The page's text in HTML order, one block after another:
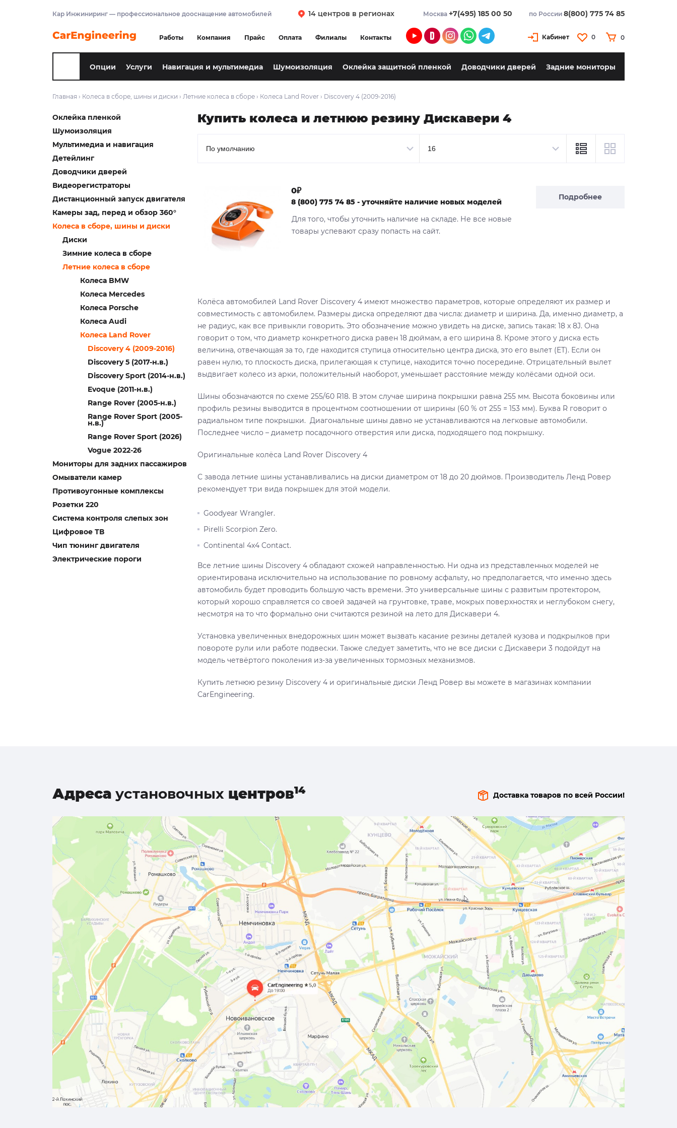
Кар Инжиниринг — профессиональное дооснащение автомобилей 14 центров в регионах Москва +7(495) 185 00 50 по России 8(800) 775 74 85
Работы Компания Прайс Оплата Филиалы Контакты Кабинет 0 0
Опции Услуги Навигация и мультимедиа Шумоизоляция Оклейка защитной пленкой Доводчики дверей Задние мониторы
Главная › Колеса в сборе, шины и диски › Летние колеса в сборе › Колеса Land Rover › Discovery 4 (2009-2016)
Оклейка пленкой
Шумоизоляция
Мультимедиа и навигация
Детейлинг
Доводчики дверей
Видеорегистраторы
Дистанционный запуск двигателя
Камеры зад, перед и обзор 360°
Колеса в сборе, шины и диски
Диски
Зимние колеса в сборе
Летние колеса в сборе
Колеса BMW
Колеса Mercedes
Колеса Porsche
Колеса Audi
Колеса Land Rover
Discovery 4 (2009-2016)
Discovery 5 (2017-н.в.)
Discovery Sport (2014-н.в.)
Evoque (2011-н.в.)
Range Rover (2005-н.в.)
Range Rover Sport (2005-
н.в.)
Range Rover Sport (2026)
Voguе 2022-26
Мониторы для задних пассажиров
Омыватели камер
Противоугонные комплексы
Розетки 220
Система контроля слепых зон
Цифровое ТВ
Чип тюнинг двигателя
Электрические пороги
Купить колеса и летнюю резину Дискавери 4
Подробнее
0₽
8 (800) 775 74 85 - уточняйте наличие новых моделей
Для того, чтобы уточнить наличие на складе. Не все новые
товары успевают сразу попасть на сайт.
Колёса автомобилей Land Rover Discovery 4 имеют множество параметров, которые определяют их размер и
совместимость с автомобилем. Размеры диска определяют два числа: диаметр и ширина. Да, именно диаметр, а
не радиус, как все привыкли говорить. Это обозначение можно увидеть на диске, запись такая: 18 x 8J. Она
говорит о том, что диаметр конкретного диска равен 18 дюймам, а его ширина 8. Кроме этого у диска есть
величина, отвечающая за то, где находится ступица относительно центра диска, это его вылет (ET). Если он
равен нулю, то плоскость диска, прилегающая к ступице, находится точно посередине. Отрицательный вылет
выдвигает колесо из арки, положительный наоборот, уменьшает расстояние между колёсами одной оси.
Шины обозначаются по схеме 255/60 R18. В этом случае ширина покрышки равна 255 мм. Высота боковины или
профиль резины выводится в процентном соотношении от ширины (60 % от 255 = 153 мм). Буква R говорит о
радиальном типе покрышки. Диагональные шины давно не устанавливаются на легковые автомобили.
Последнее число – диаметр посадочного отверстия или диска, подходящего под покрышку.
Оригинальные колёса Land Rover Discovery 4
С завода летние шины устанавливались на диски диаметром от 18 до 20 дюймов. Производитель Ленд Ровер
рекомендует три вида покрышек для этой модели.
Goodyear Wrangler.
Pirelli Scorpion Zero.
Continental 4x4 Contact.
Все летние шины Discovery 4 обладают схожей направленностью. Ни одна из представленных моделей не
ориентирована исключительно на использование по ровному асфальту, но предполагается, что именно здесь
автомобиль будет проводить большую часть времени. Это универсальные шины с развитым протектором,
который хорошо справляется со своей задачей на грунтовке, траве, мокрых поверхностях и неглубоком снегу,
несмотря на то что формально они считаются резиной на лето для Дискавери 4.
Установка увеличенных внедорожных шин может вызвать касание резины деталей кузова и подкрылков при
повороте рули или работе подвески. Также следует заметить, что не все диски с Дискавери 3 подойдут на
модель четвёртого поколения из-за увеличенных тормозных механизмов.
Купить летнюю резину Discovery 4 и оригинальные диски Ленд Ровер вы можете в магазинах компании
CarEngineering.
Адреса установочных центров Доставка товаров по всей России!